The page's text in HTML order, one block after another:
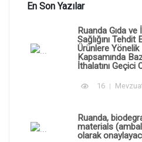
En Son Yazılar
Ruanda Gıda
Sağlığını
Ürünlere
Kapsamında
İthalatını Geçici
16
Ruanda,
materials
olarak